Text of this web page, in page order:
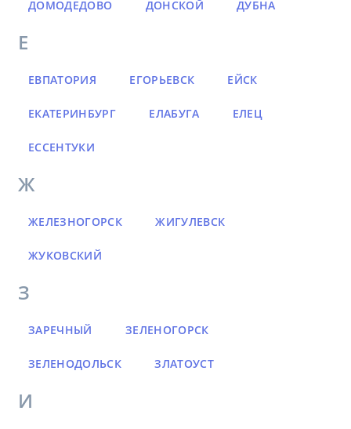
ДОМОДЕДОВО ДОНСКОЙ ДУБНА
Е
ЕВПАТОРИЯ ЕГОРЬЕВСК ЕЙСК
ЕКАТЕРИНБУРГ ЕЛАБУГА ЕЛЕЦ
ЕССЕНТУКИ
Ж
ЖЕЛЕЗНОГОРСК ЖИГУЛЕВСК
ЖУКОВСКИЙ
З
ЗАРЕЧНЫЙ ЗЕЛЕНОГОРСК
ЗЕЛЕНОДОЛЬСК ЗЛАТОУСТ
И